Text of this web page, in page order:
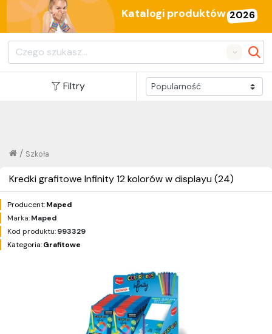
Katalogi produktów 2026
Search
Filtry
Szkoła
/
Kredki grafitowe Infinity 12 kolorów w displayu (24)
Producent:Maped
Marka:Maped
Kod produktu:993329
Kategoria:Grafitowe